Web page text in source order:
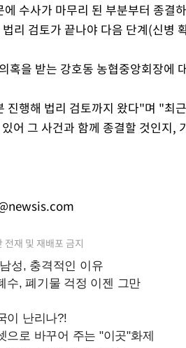
수사가 마무리 된 부분부터 종결
리 검토가 끝나야 다음 단계(신병
혹을 받는 강호동 농협중앙회장에
진행해 법리 검토까지 왔다"며 "최
어 그 사건과 함께 종결할 것인지,
재 및 재배포 금지